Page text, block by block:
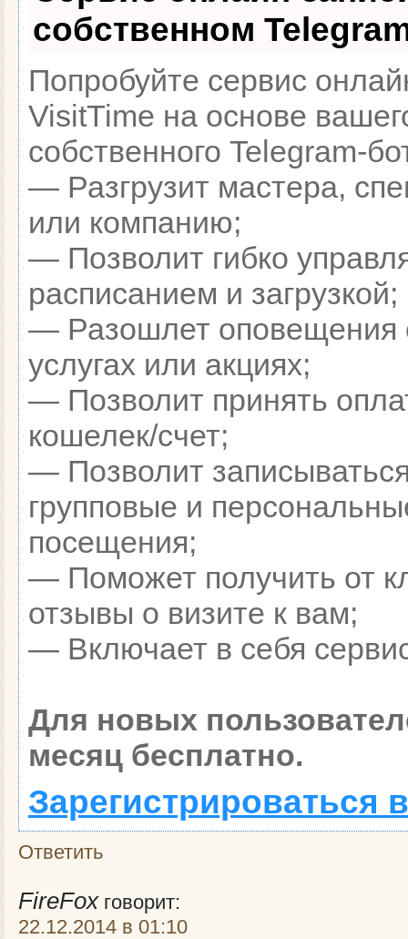
собственном
Попробуйте сервис
VisitTime на основе
собственного Telegram-
— Разгрузит мастера,
или компанию;
— Позволит гибко
расписанием и загрузкой;
— Разошлет оповещения
услугах или акциях;
— Позволит принять
кошелек/счет;
— Позволит
групповые и
посещения;
— Поможет получить от
отзывы о визите к вам;
— Включает в себя
Для новых
месяц бесплатно.
Зарегистрироваться
Ответить
FireFox говорит:
22.12.2014 в 01:10